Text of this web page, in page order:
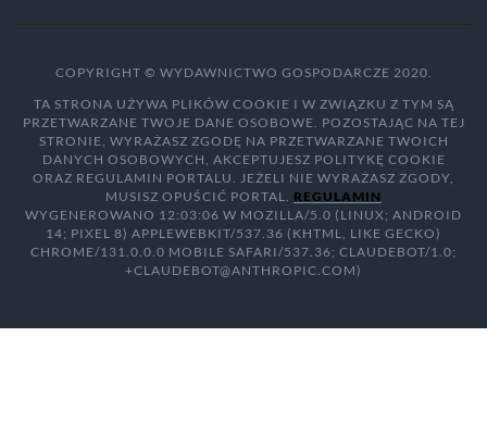
COPYRIGHT © WYDAWNICTWO GOSPODARCZE 2020.
TA STRONA UŻYWA PLIKÓW COOKIE I W ZWIĄZKU Z TYM SĄ
PRZETWARZANE TWOJE DANE OSOBOWE. POZOSTAJĄC NA TEJ
STRONIE, WYRAŻASZ ZGODĘ NA PRZETWARZANE TWOICH
DANYCH OSOBOWYCH, AKCEPTUJESZ POLITYKĘ COOKIE
ORAZ REGULAMIN PORTALU. JEŻELI NIE WYRAŻASZ ZGODY,
MUSISZ OPUŚCIĆ PORTAL. REGULAMIN
WYGENEROWANO 12:03:06 W MOZILLA/5.0 (LINUX; ANDROID
14; PIXEL 8) APPLEWEBKIT/537.36 (KHTML, LIKE GECKO)
CHROME/131.0.0.0 MOBILE SAFARI/537.36; CLAUDEBOT/1.0;
+CLAUDEBOT@ANTHROPIC.COM)